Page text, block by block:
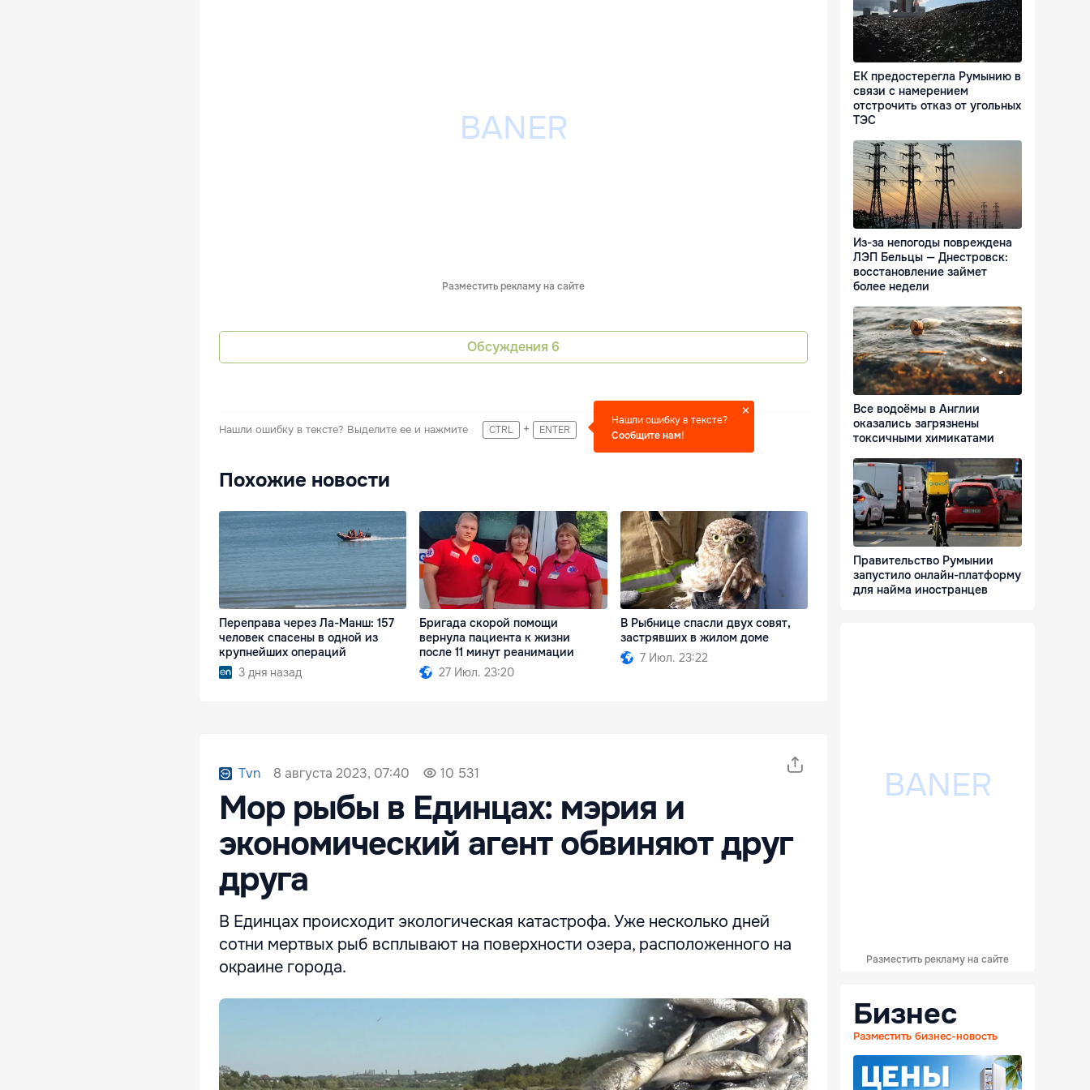
Разместить рекламу на сайте
Обсуждения 6
Нашли ошибку в тексте? Выделите ее и нажмите CTRL + ENTER
Нашли ошибку в тексте?
Сообщите нам!
Похожие новости
Переправа через Ла-Манш: 157
человек спасены в одной из
крупнейших операций
3 дня назад
Бригада скорой помощи
вернула пациента к жизни
после 11 минут реанимации
27 Июл. 23:20
В Рыбнице спасли двух совят,
застрявших в жилом доме
7 Июл. 23:22
Tvn 8 августа 2023, 07:40 10 531
Мор рыбы в Единцах: мэрия и
экономический агент обвиняют друг
друга
В Единцах происходит экологическая катастрофа. Уже несколько дней
сотни мертвых рыб всплывают на поверхности озера, расположенного на
окраине города.
ЕК предостерегла Румынию в
связи с намерением
отстрочить отказ от угольных
ТЭС
Из-за непогоды повреждена
ЛЭП Бельцы — Днестровск:
восстановление займет
более недели
Все водоёмы в Англии
оказались загрязнены
токсичными химикатами
Правительство Румынии
запустило онлайн-платформу
для найма иностранцев
Разместить рекламу на сайте
Бизнес
Разместить бизнес-новость